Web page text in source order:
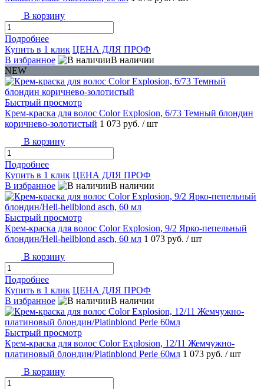
В корзину
Подробнее
Купить в 1 клик ЦЕНА ДЛЯ ПРОФ
В избранное
В наличии
NEW
Быстрый просмотр
Крем-краска для волос Color Explosion, 6/73 Темный блондин
коричнево-золотистый 1 073 руб. / шт
В корзину
Подробнее
Купить в 1 клик ЦЕНА ДЛЯ ПРОФ
В избранное
В наличии
Быстрый просмотр
Крем-краска для волос Color Explosion, 9/2 Ярко-пепельный
блондин/Hell-hellblond asch, 60 мл 1 073 руб. / шт
В корзину
Подробнее
Купить в 1 клик ЦЕНА ДЛЯ ПРОФ
В избранное
В наличии
Быстрый просмотр
Крем-краска для волос Color Explosion, 12/11 Жемчужно-
платиновый блондин/Platinblond Perle 60мл 1 073 руб. / шт
В корзину